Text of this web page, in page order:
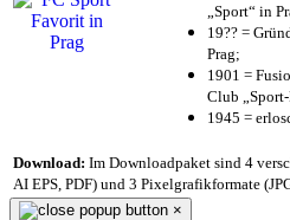
„Sport“ in
19?? =
Prag;
1901 =
Club
1945 =
Download: Im Downloadpaket sind 4
AI EPS, PDF) und 3 Pixelgrafikformate
×